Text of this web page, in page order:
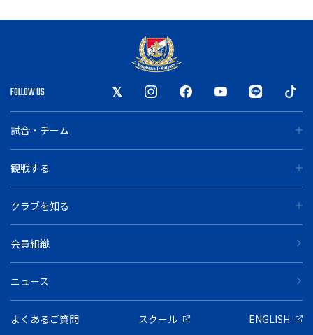
FOLLOW US
試合・チーム
観戦する
クラブを知る
会員組織
ニュース
よくあるご質問 スクール ENGLISH